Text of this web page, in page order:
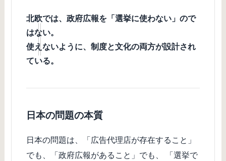
北欧では、政府広報を「選挙に使わない」ので
はない。
使えないように、制度と文化の両方が設計され
ている。
日本の問題の本質
日本の問題は、「広告代理店が存在すること」
でも、「政府広報があること」でも、 「選挙で